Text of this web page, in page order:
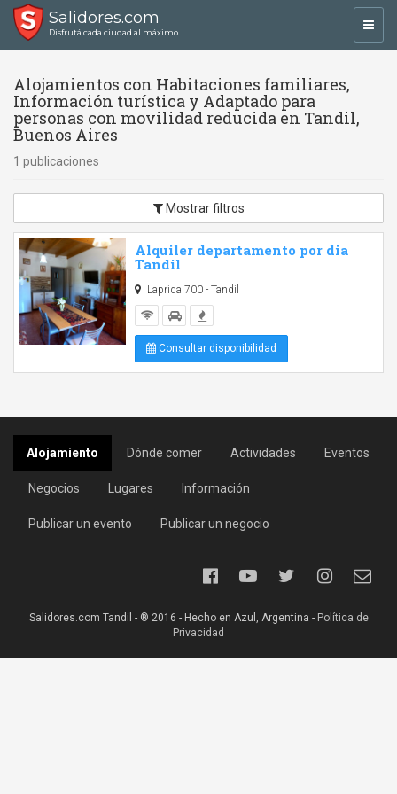
Salidores.com
Disfrutá cada ciudad al máximo
Alojamientos con Habitaciones familiares,
Información turística y Adaptado para
personas con movilidad reducida en Tandil,
Buenos Aires
1 publicaciones
Mostrar filtros
Alquiler departamento por dia
Tandil
Laprida 700 - Tandil
Consultar disponibilidad
Alojamiento Dónde comer Actividades Eventos
Negocios Lugares Información
Publicar un evento Publicar un negocio
Salidores.com Tandil - ® 2016 - Hecho en Azul, Argentina - Política de
Privacidad